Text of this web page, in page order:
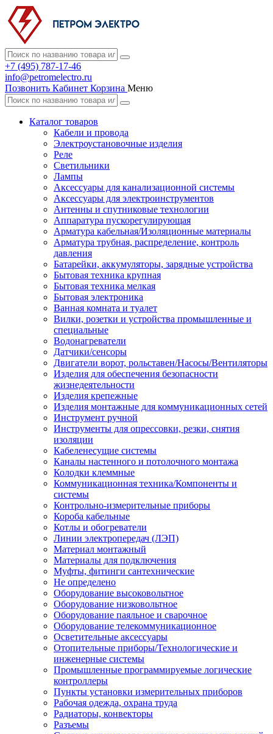
+7 (495) 787-17-46
info@petromelectro.ru
Позвонить Кабинет Корзина Меню
Каталог товаров
Кабели и провода
Электроустановочные изделия
Реле
Светильники
Лампы
Аксессуары для канализационной системы
Аксессуары для электроинструментов
Антенны и спутниковые технологии
Аппаратура пускорегулирующая
Арматура кабельная/Изоляционные материалы
Арматура трубная, распределение, контроль
давления
Батарейки, аккумуляторы, зарядные устройства
Бытовая техника крупная
Бытовая техника мелкая
Бытовая электроника
Ванная комната и туалет
Вилки, розетки и устройства промышленные и
специальные
Водонагреватели
Датчики/сенсоры
Двигатели ворот, рольставен/Насосы/Вентиляторы
Изделия для обеспечения безопасности
жизнедеятельности
Изделия крепежные
Изделия монтажные для коммуникационных сетей
Инструмент ручной
Инструменты для опрессовки, резки, снятия
изоляции
Кабеленесущие системы
Каналы настенного и потолочного монтажа
Колодки клеммные
Коммуникационная техника/Компоненты и
системы
Контрольно-измерительные приборы
Короба кабельные
Котлы и обогреватели
Линии электропередач (ЛЭП)
Материал монтажный
Материалы для подключения
Муфты, фитинги сантехнические
Не определено
Оборудование высоковольтное
Оборудование низковольтное
Оборудование паяльное и сварочное
Оборудование телекоммуникационное
Осветительные аксессуары
Отопительные приборы/Технологические и
инженерные системы
Промышленные программируемые логические
контроллеры
Пункты установки измерительных приборов
Рабочая одежда, охрана труда
Радиаторы, конвекторы
Разъемы